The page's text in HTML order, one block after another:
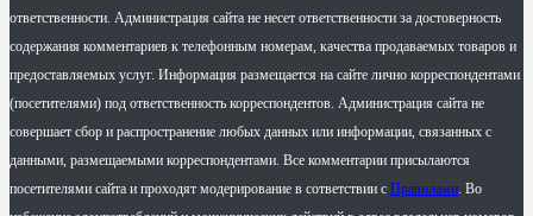
ответственности. Администрация сайта не несет ответственности за достоверность
содержания комментариев к телефонным номерам, качества продаваемых товаров и
предоставляемых услуг. Информация размещается на сайте лично корреспондентами
(посетителями) под ответственность корреспондентов. Администрация сайта не
совершает сбор и распространение любых данных или информации, связанных с
данными, размещаемыми корреспондентами. Все комментарии присылаются
посетителями сайта и проходят модерирование в сответствии с Правилами. Во